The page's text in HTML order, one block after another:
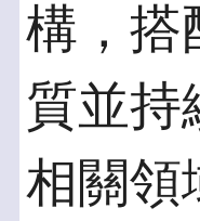
構，搭
質並持
相關領